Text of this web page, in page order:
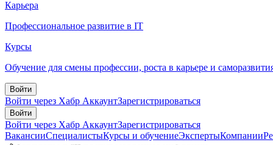
Карьера
Профессиональное развитие в IT
Курсы
Обучение для смены профессии, роста в карьере и
Войти
Войти через Хабр АккаунтЗарегистрироваться
Войти
Войти через Хабр АккаунтЗарегистрироваться
ВакансииСпециалистыКурсы и обучениеЭкспертыКомпании